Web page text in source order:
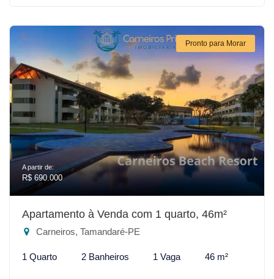
Pronto para Morar
A partir de:
R$ 690.000
Apartamento à Venda com 1 quarto, 46m²
Carneiros, Tamandaré-PE
1 Quarto 2 Banheiros 1 Vaga 46 m²